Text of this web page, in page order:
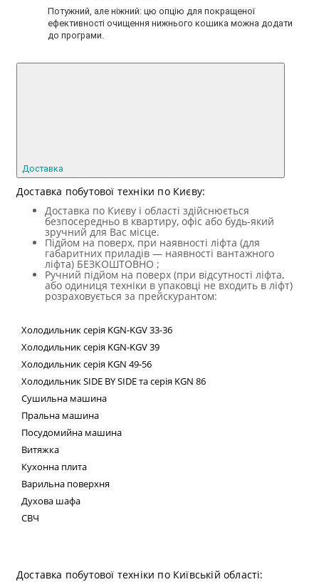
Потужний, але ніжний: цю опцію для покращеної
ефективності очищення нижнього кошика можна додати
до програми.
Доставка
Доставка побутової техніки по Києву:
Доставка по Києву і області здійснюється
безпосередньо в квартиру, офіс або будь-який
зручний для Вас місце.
Підйом на поверх, при наявності ліфта (для
габаритних приладів — наявності вантажного
ліфта) БЕЗКОШТОВНО ;
Ручний підйом на поверх (при відсутності ліфта,
або одиниця техніки в упаковці не входить в ліфт)
розраховується за прейскурантом:
Холодильниксерія KGN-KGV33-36
Холодильник серія KGN-KGV39
Холодильник серія KGN 49-56
ХолодильникSIDE BYSIDEта серія KGN 86
Сушильна машина
Пральна машина
Посудомийна машина
Витяжка
Кухонна плита
Варильна поверхня
Духова шафа
СВЧ
Доставка побутової техніки по Київській області: